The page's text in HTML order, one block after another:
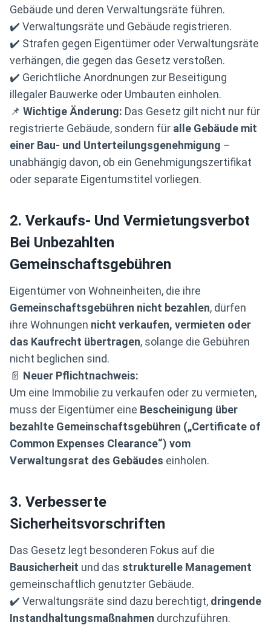
Gebäude und deren Verwaltungsräte führen.
✔️ Verwaltungsräte und Gebäude registrieren.
✔️ Strafen gegen Eigentümer oder Verwaltungsräte
verhängen, die gegen das Gesetz verstoßen.
✔️ Gerichtliche Anordnungen zur Beseitigung
illegaler Bauwerke oder Umbauten einholen.
📌 Wichtige Änderung: Das Gesetz gilt nicht nur für
registrierte Gebäude, sondern für alle Gebäude mit
einer Bau- und Unterteilungsgenehmigung –
unabhängig davon, ob ein Genehmigungszertifikat
oder separate Eigentumstitel vorliegen.
2. Verkaufs- Und Vermietungsverbot
Bei Unbezahlten
Gemeinschaftsgebühren
Eigentümer von Wohneinheiten, die ihre
Gemeinschaftsgebühren nicht bezahlen, dürfen
ihre Wohnungen nicht verkaufen, vermieten oder
das Kaufrecht übertragen, solange die Gebühren
nicht beglichen sind.
📄 Neuer Pflichtnachweis:
Um eine Immobilie zu verkaufen oder zu vermieten,
muss der Eigentümer eine Bescheinigung über
bezahlte Gemeinschaftsgebühren („Certificate of
Common Expenses Clearance“) vom
Verwaltungsrat des Gebäudes einholen.
3. Verbesserte
Sicherheitsvorschriften
Das Gesetz legt besonderen Fokus auf die
Bausicherheit und das strukturelle Management
gemeinschaftlich genutzter Gebäude.
✔️ Verwaltungsräte sind dazu berechtigt, dringende
Instandhaltungsmaßnahmen durchzuführen.